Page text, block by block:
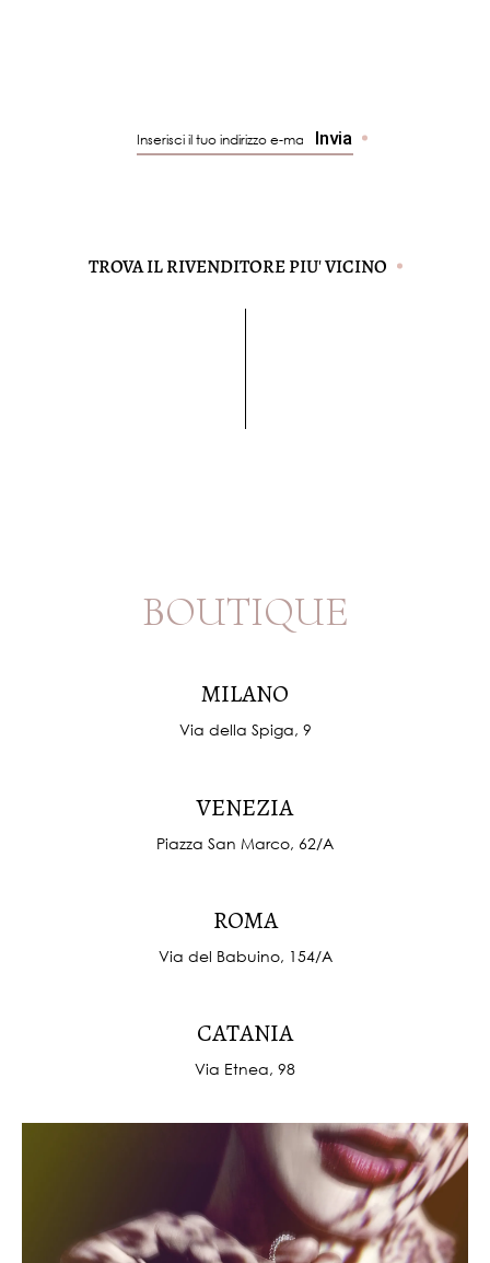
Invia
TROVA IL RIVENDITORE PIU' VICINO
BOUTIQUE
MILANO
Via della Spiga, 9
VENEZIA
Piazza San Marco, 62/A
ROMA
Via del Babuino, 154/A
CATANIA
Via Etnea, 98